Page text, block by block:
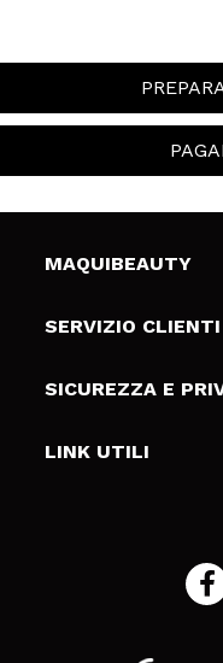
MAQUIBEAUTY
Chi siamo
Gift Cards
SERVIZIO CLIENTI
Spedizioni & Resi
Metodi di
SICUREZZA E
Termini e
LINK UTILI